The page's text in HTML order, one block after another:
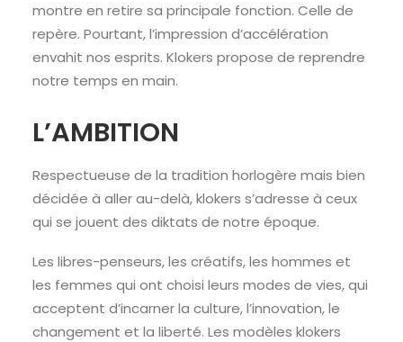
montre en retire sa principale fonction. Celle de
repère. Pourtant, l’impression d’accélération
envahit nos esprits. Klokers propose de reprendre
notre temps en main.
L’AMBITION
Respectueuse de la tradition horlogère mais bien
décidée à aller au-delà, klokers s’adresse à ceux
qui se jouent des diktats de notre époque.
Les libres-penseurs, les créatifs, les hommes et
les femmes qui ont choisi leurs modes de vies, qui
acceptent d’incarner la culture, l’innovation, le
changement et la liberté. Les modèles klokers